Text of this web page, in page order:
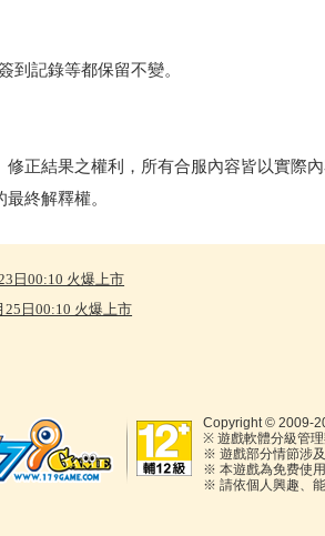
到記錄等都保留不變。
結果之權利，所有合服內容皆以實際內
終解釋權。
日00:10 火爆上市
日00:10 火爆上市
Copyright © 2009-
※ 遊戲軟體分級管理
※ 遊戲部分情節涉
※ 本遊戲為免费使
※ 請依個人興趣、